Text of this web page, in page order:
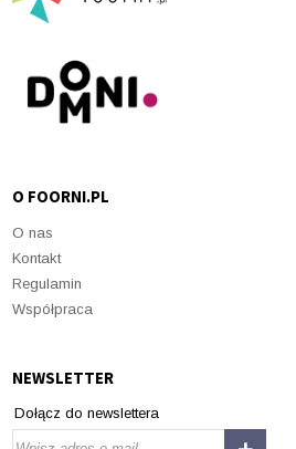
O FOORNI.PL
O nas
Kontakt
Regulamin
Współpraca
NEWSLETTER
Dołącz do newslettera